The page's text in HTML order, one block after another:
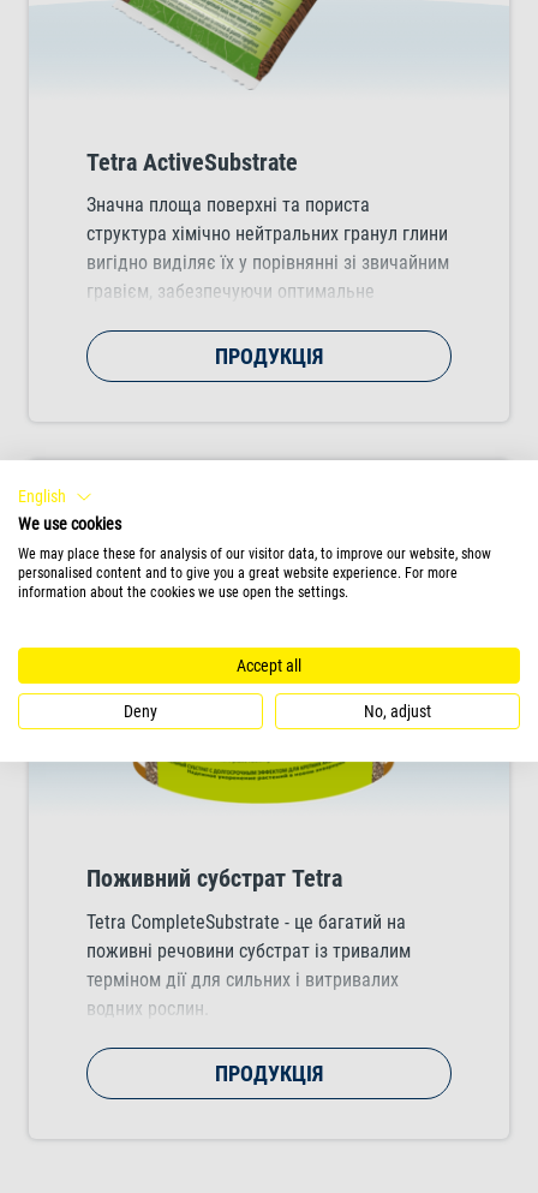
Tetra ActiveSubstrate
Значна площа поверхні та пориста
структура хімічно нейтральних гранул глини
вигідно виділяє їх у порівнянні зі звичайним
гравієм, забезпечуючи оптимальне
рослин.
ПРОДУКЦІЯ
Поживний субстрат Tetra
Tetra CompleteSubstrate - це багатий на
поживні речовини субстрат із тривалим
терміном дії для сильних і витривалих
водних рослин.
ПРОДУКЦІЯ
English
We use cookies
We may place these for analysis of our visitor data, to improve our website, show
personalised content and to give you a great website experience. For more
information about the cookies we use open the settings.
Accept all
Deny No, adjust